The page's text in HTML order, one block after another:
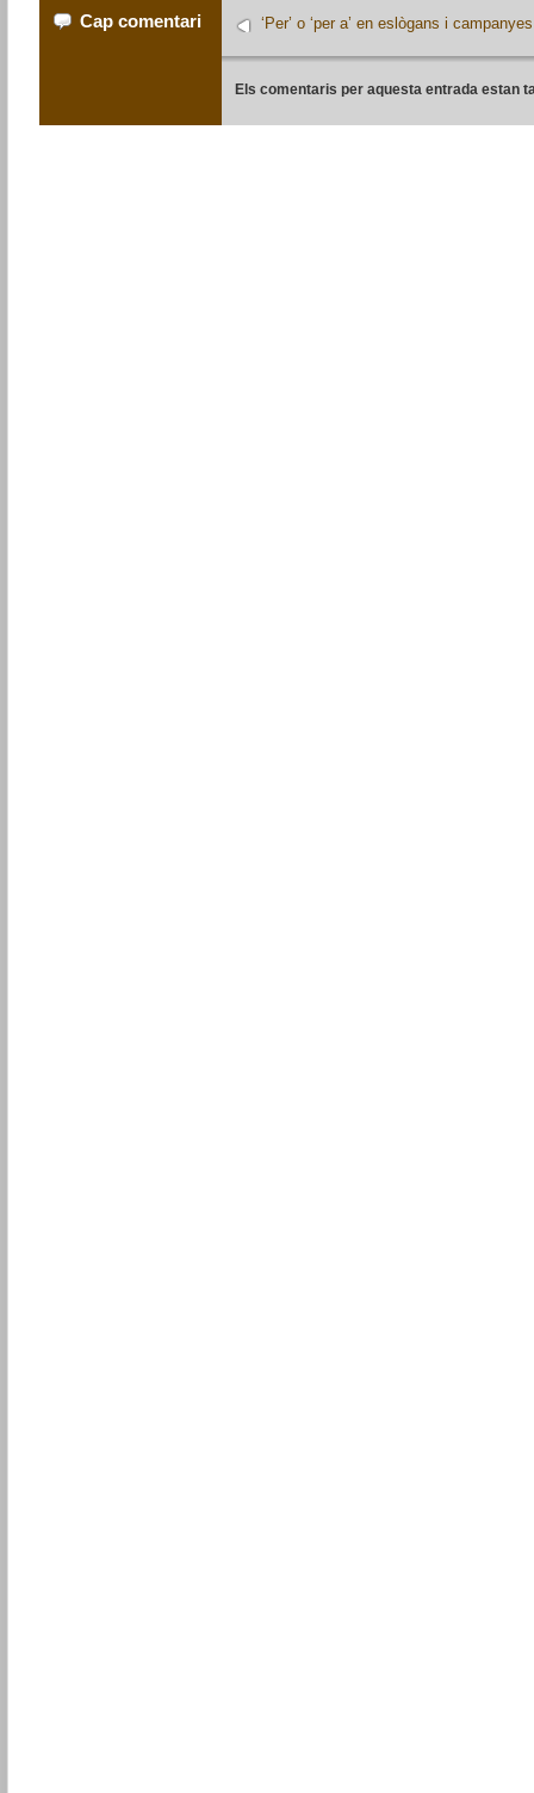
Cap comentari ‘Per’ o ‘per a’ en eslògans i campanyes
Els comentaris per aquesta entrada estan